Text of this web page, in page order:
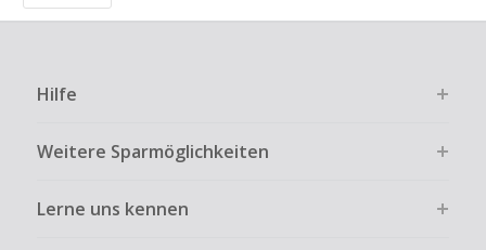
Hilfe
Weitere Sparmöglichkeiten
Lerne uns kennen